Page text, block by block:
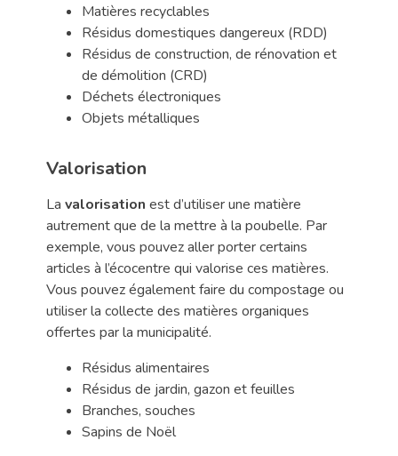
Matières recyclables
Résidus domestiques dangereux (RDD)
Résidus de construction, de rénovation et
de démolition (CRD)
Déchets électroniques
Objets métalliques
Valorisation
La valorisation est d’utiliser une matière
autrement que de la mettre à la poubelle. Par
exemple, vous pouvez aller porter certains
articles à l’écocentre qui valorise ces matières.
Vous pouvez également faire du compostage ou
utiliser la collecte des matières organiques
offertes par la municipalité.
Résidus alimentaires
Résidus de jardin, gazon et feuilles
Branches, souches
Sapins de Noël